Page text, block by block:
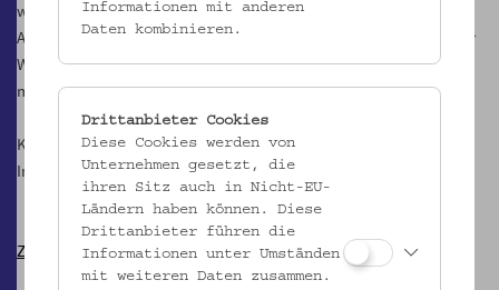
wir die Debatten und die wichtigsten Eckpunkte des queeren
Aktivismus in Wien zugänglich. Die Ausstellung lädt alle ein, die ihr
Wissen vertiefen möchten und all diejenigen, die sich das erste Mal
mit dem Thema auseinandersetzen.
Kuratiert von: Christoph Steinberger, Eva Pecolt, Wilhelm Binder
Im Rahmen des Queer Museum Vienna
Zur Ausstellung
Informationen mit anderen
Daten kombinieren.
Drittanbieter Cookies
Diese Cookies werden von
Unternehmen gesetzt, die
ihren Sitz auch in Nicht-EU-
Ländern haben können. Diese
Drittanbieter führen die
Informationen unter Umständen
mit weiteren Daten zusammen.